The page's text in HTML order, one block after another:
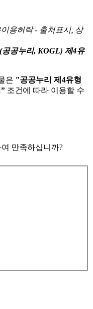
(공공누리, KOGL) 제4유
은 "공공누리 제4유형
조건에 따라 이용할 수
만족하십니까?